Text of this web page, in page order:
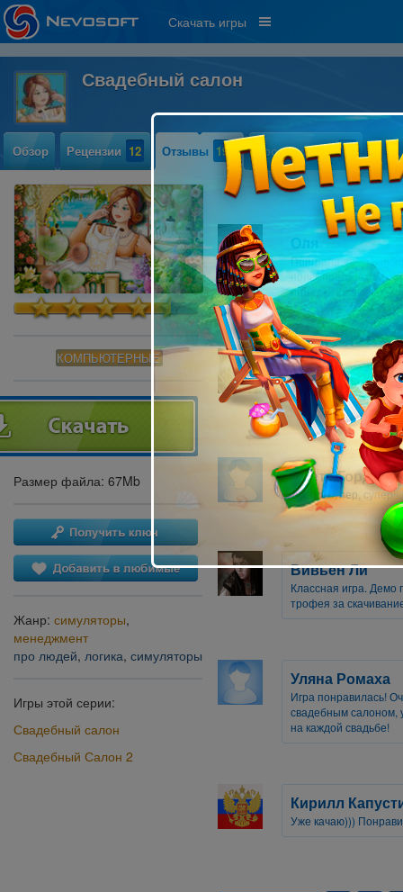
Скачать игры
Свадебный салон
Обзор Рецензии 12 Отзывы 199 Прохождение 10
КОМПЬЮТЕРНЫЕ
Размер файла: 67Mb
Жанр: симуляторы,
менеджмент
про людей, логика, симуляторы
Игры этой серии:
Свадебный салон
Свадебный Салон 2
Оля
Поиграла демо
поиск предметов
игры скачиваю
Очень- очень
Симулятор слишком
Зато симулятор!
Света
Супер, супер,
Вивьен Ли
Классная игра.
трофея за
Уляна Ромаха
Игра понравилась!
свадебным салоном,
на каждой свадьбе!
Кирилл
Уже качаю)))